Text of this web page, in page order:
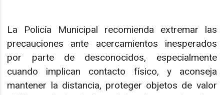
La Policía Municipal recomienda extremar las
precauciones ante acercamientos inesperados
por parte de desconocidos, especialmente
cuando implican contacto físico, y aconseja
mantener la distancia, proteger objetos de valor